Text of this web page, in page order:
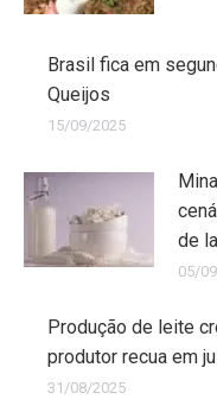
Brasil fica em
Queijos
15/09/2025
de
05/
Produção de leite
produtor recua em
31/08/2025